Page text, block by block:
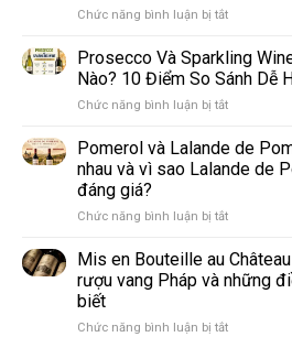
Chức năng bình luận bị tắtở
giống
nho
trắng
làm
vang
phổ
thế
Prosecco Và Sparkling
Nào? 10 Điểm So Sánh Dễ
Chức năng bình luận bị tắtở
Sparkling
Wine
Nhau
Thế
Nào?
10
So
Pomerol và Lalande de
nhau và vì sao Lalande de
đáng giá?
Chức năng bình luận bị tắtở
và
Lalande
de
Điểm
Mis en Bouteille au
rượu vang Pháp và những
biết
Chức năng bình luận bị tắtở